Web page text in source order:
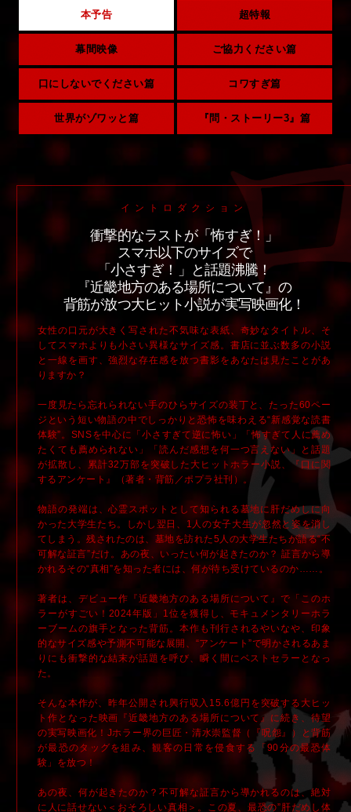
本予告 超特報
幕間映像 ご協力ください篇
口にしないでください篇 コワすぎ篇
世界がゾワッと篇 『問・ストーリー3』篇
イントロダクション
衝撃的なラストが「怖すぎ！」
スマホ以下のサイズで
「小さすぎ！」と話題沸騰！
『近畿地方のある場所について』の
背筋が放つ大ヒット小説が実写映画化！
女性の口元が大きく写された不気味な表紙、奇妙なタイトル、そ
してスマホよりも小さい異様なサイズ感。書店に並ぶ数多の小説
と一線を画す、強烈な存在感を放つ書影をあなたは見たことがあ
りますか？
一度見たら忘れられない手のひらサイズの装丁と、たった60ペー
ジという短い物語の中でしっかりと恐怖を味わえる“新感覚な読書
体験”。SNSを中心に「小さすぎて逆に怖い」「怖すぎて人に薦め
たくても薦められない」「読んだ感想を何一つ言えない」と話題
が拡散し、累計32万部を突破した大ヒットホラー小説、『口に関
するアンケート』（著者・背筋／ポプラ社刊）。
物語の発端は、心霊スポットとして知られる墓地に肝だめしに向
かった大学生たち。しかし翌日、1人の女子大生が忽然と姿を消し
てしまう。残されたのは、墓地を訪れた5人の大学生たちが語る“不
可解な証言”だけ。あの夜、いったい何が起きたのか？ 証言から導
かれるその“真相”を知った者には、何が待ち受けているのか……。
著者は、デビュー作『近畿地方のある場所について』で「このホ
ラーがすごい！2024年版」1位を獲得し、モキュメンタリーホラ
ーブームの旗手となった背筋。本作も刊行されるやいなや、印象
的なサイズ感や予測不可能な展開、“アンケート”で明かされるあま
りにも衝撃的な結末が話題を呼び、瞬く間にベストセラーとなっ
た。
そんな本作が、昨年公開され興行収入15.6億円を突破する大ヒッ
ト作となった映画『近畿地方のある場所について』に続き、待望
の実写映画化！Jホラー界の巨匠・清水崇監督（『呪怨』）と背筋
が最恐のタッグを組み、観客の日常を侵食する「90分の最恐体
験」を放つ！
あの夜、何が起きたのか？不可解な証言から導かれるのは、絶対
に人に話せない＜おそろしい真相＞。この夏、最恐の”肝だめし体